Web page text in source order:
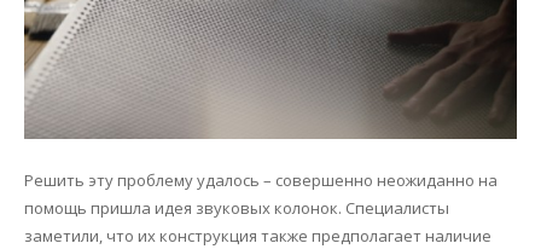
Решить эту проблему удалось – совершенно неожиданно на
помощь пришла идея звуковых колонок. Специалисты
заметили, что их конструкция также предполагает наличие